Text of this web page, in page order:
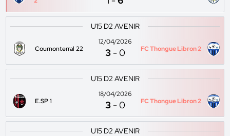
U15 D2 AVENIR
Cournonterral 22
12/04/2026
3 -0 FC Thongue Libron 2
U15 D2 AVENIR
E.SP 1
18/04/2026
3 -0 FC Thongue Libron 2
U15 D2 AVENIR